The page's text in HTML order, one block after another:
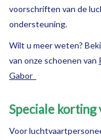
voorschriften van de
ondersteuning.
Wilt u meer weten?
van onze schoenen van
Gabor
Speciale
Voor